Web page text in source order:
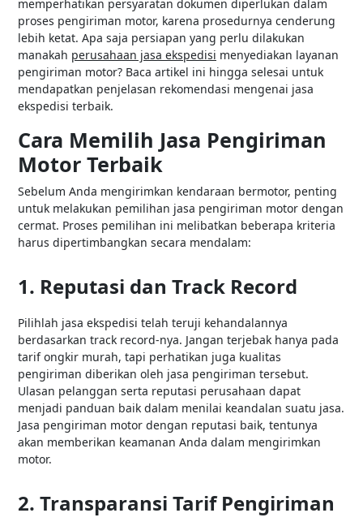
memperhatikan persyaratan dokumen diperlukan dalam
proses pengiriman motor, karena prosedurnya cenderung
lebih ketat. Apa saja persiapan yang perlu dilakukan
manakah perusahaan jasa ekspedisi menyediakan layanan
pengiriman motor? Baca artikel ini hingga selesai untuk
mendapatkan penjelasan rekomendasi mengenai jasa
ekspedisi terbaik.
Cara Memilih Jasa Pengiriman
Motor Terbaik
Sebelum Anda mengirimkan kendaraan bermotor, penting
untuk melakukan pemilihan jasa pengiriman motor dengan
cermat. Proses pemilihan ini melibatkan beberapa kriteria
harus dipertimbangkan secara mendalam:
1. Reputasi dan Track Record
Pilihlah jasa ekspedisi telah teruji kehandalannya
berdasarkan track record-nya. Jangan terjebak hanya pada
tarif ongkir murah, tapi perhatikan juga kualitas
pengiriman diberikan oleh jasa pengiriman tersebut.
Ulasan pelanggan serta reputasi perusahaan dapat
menjadi panduan baik dalam menilai keandalan suatu jasa.
Jasa pengiriman motor dengan reputasi baik, tentunya
akan memberikan keamanan Anda dalam mengirimkan
motor.
2. Transparansi Tarif Pengiriman